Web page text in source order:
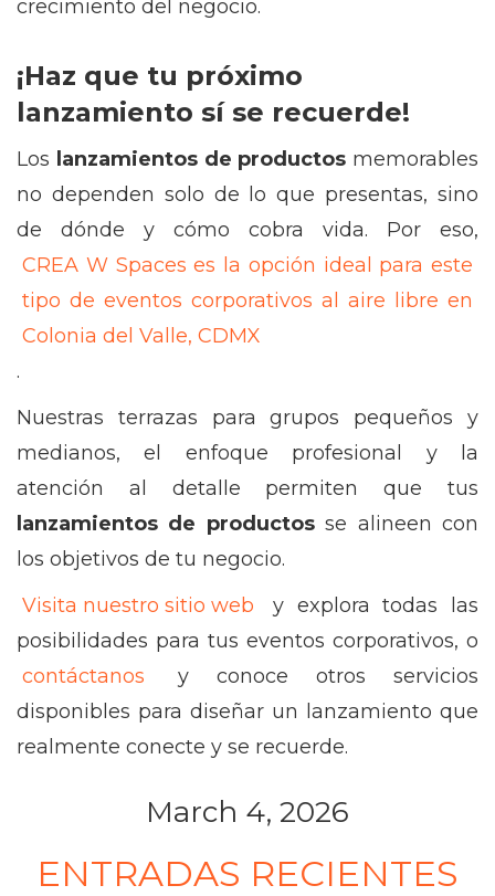
crecimiento del negocio.
¡Haz que tu próximo
lanzamiento sí se recuerde!
Los lanzamientos de productos memorables
no dependen solo de lo que presentas, sino
de dónde y cómo cobra vida. Por eso,
CREA W Spaces es la opción ideal para este
tipo de eventos corporativos al aire libre en
Colonia del Valle, CDMX
.
Nuestras terrazas para grupos pequeños y
medianos, el enfoque profesional y la
atención al detalle permiten que tus
lanzamientos de productosse alineen con
los objetivos de tu negocio.
Visita nuestro sitio web
y explora todas las
posibilidades para tus eventos corporativos, o
contáctanos
y conoce otros servicios
disponibles para diseñar un lanzamiento que
realmente conecte y se recuerde.
March 4, 2026
ENTRADAS RECIENTES